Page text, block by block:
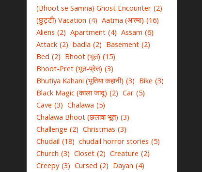
(Bhoot se Samna) Ghost Encounter (2)
(छुट्टी) Vacation (4) Aatma (आत्मा) (16)
Aliens (2) Apartment (4) Assam (6)
Attack (2) badla (2) Basement (2)
Bed (2) Bhoot (भूत) (15)
Bhoot-Pret (भूत-प्रेत) (3)
Bhutiya Kahani (भूतिया कहानी) (3) Bike (3)
Black Magic (काला जादू) (2) Car (5)
Cave (3) Chalawa (5)
Chalawa Bhoot (छलावा भूत) (3)
Challenge (2) Christmas (3)
Chudail (18) chudail horror stories (5)
Church (3) Closet (2) Creature (2)
Creepy (3) Cursed (2) Dayan (4)